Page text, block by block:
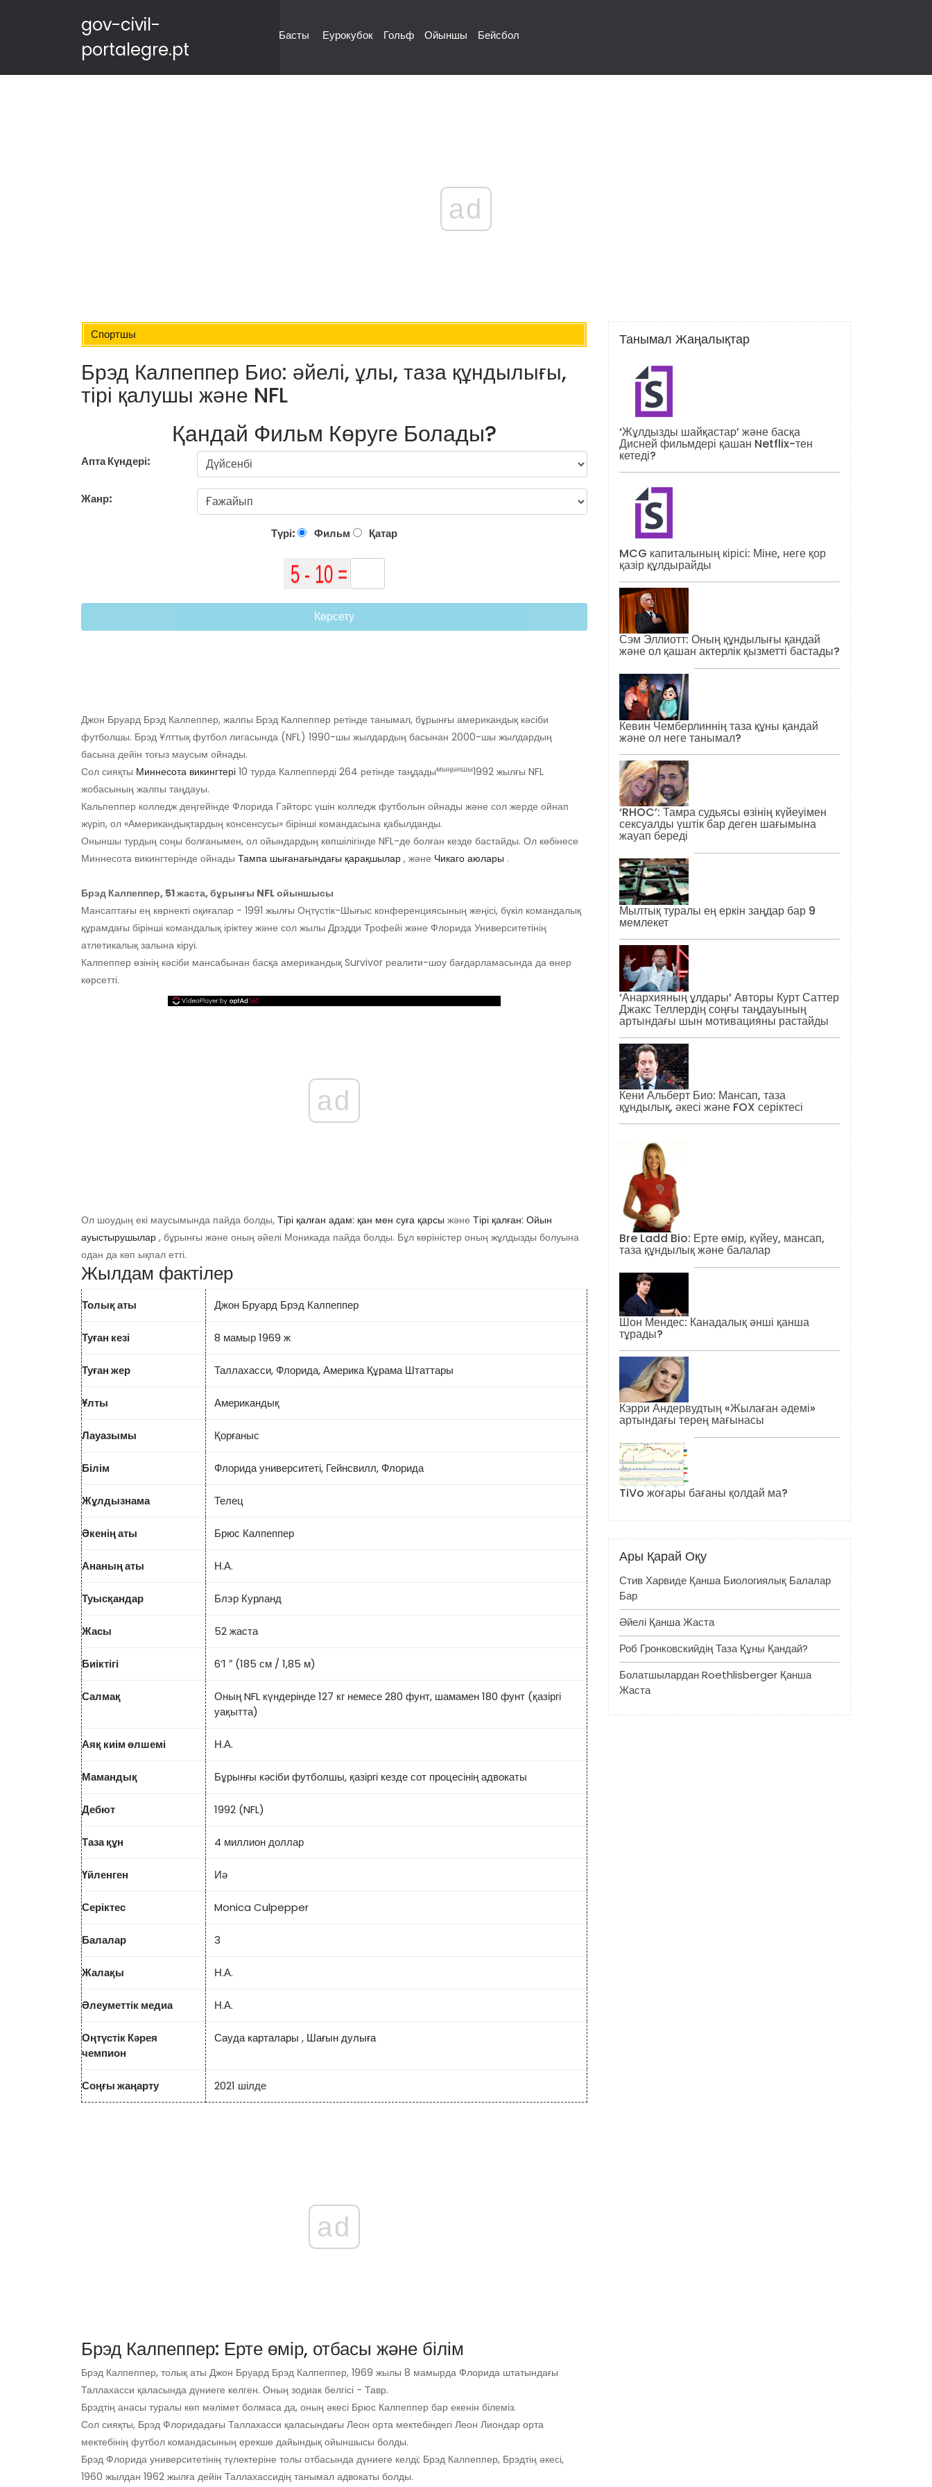
gov-civil-
portalegre.pt
Басты Еурокубок Гольф Ойыншы Бейсбол
ad
Спортшы
Брэд Калпеппер Био: әйелі, ұлы, таза құндылығы,
тірі қалушы және NFL
Қандай Фильм Көруге Болады?
Апта Күндері:
Жанр:
Түрі: Фильм Қатар
Көрсету
Джон Бруард Брэд Калпеппер, жалпы Брэд Калпеппер ретінде танымал, бұрынғы американдық кәсіби
футболшы. Брэд Ұлттық футбол лигасында (NFL) 1990-шы жылдардың басынан 2000-шы жылдардың
басына дейін тоғыз маусым ойнады.
Сол сияқты Миннесота викингтері 10 турда Калпепперді 264 ретінде таңдадымыңыншы1992 жылғы NFL
жобасының жалпы таңдауы.
Кальпеппер колледж деңгейінде Флорида Гэйторс үшін колледж футболын ойнады және сол жерде ойнап
жүріп, ол «Американдықтардың консенсусы» бірінші командасына қабылданды.
Оныншы турдың соңы болғанымен, ол ойындардың көпшілігінде NFL-де болған кезде бастайды. Ол көбінесе
Миннесота викингтерінде ойнады Тампа шығанағындағы қарақшылар , және Чикаго аюлары .
Брэд Калпеппер, 51 жаста, бұрынғы NFL ойыншысы
Мансаптағы ең көрнекті оқиғалар - 1991 жылғы Оңтүстік-Шығыс конференциясының жеңісі, бүкіл командалық
құрамдағы бірінші командалық іріктеу және сол жылы Дрэдди Трофейі және Флорида Университетінің
атлетикалық залына кіруі.
Калпеппер өзінің кәсіби мансабынан басқа американдық Survivor реалити-шоу бағдарламасында да өнер
көрсетті.
ad
Ол шоудың екі маусымында пайда болды, Тірі қалған адам: қан мен суға қарсы және Тірі қалған: Ойын
ауыстырушылар , бұрынғы және оның әйелі Моникада пайда болды. Бұл көріністер оның жұлдызды болуына
одан да көп ықпал етті.
Жылдам фактілер
Толық аты Джон Бруард Брэд Калпеппер
Туған кезі 8 мамыр 1969 ж
Туған жер Таллахасси, Флорида, Америка Құрама Штаттары
Ұлты Американдық
Лауазымы Қорғаныс
Білім Флорида университеті, Гейнсвилл, Флорида
Жұлдызнама Телец
Әкенің аты Брюс Калпеппер
Ананың аты Н.А.
Туысқандар Блэр Курланд
Жасы 52 жаста
Биіктігі 6’1 ″ (185 см / 1,85 м)
Салмақ
Оның NFL күндерінде 127 кг немесе 280 фунт, шамамен 180 фунт (қазіргі
уақытта)
Аяқ киім өлшемі Н.А.
Мамандық Бұрынғы кәсіби футболшы, қазіргі кезде сот процесінің адвокаты
Дебют 1992 (NFL)
Таза құн 4 миллион доллар
Үйленген Иә
Серіктес Monica Culpepper
Балалар 3
Жалақы Н.А.
Әлеуметтік медиа Н.А.
Оңтүстік Кәрея
чемпион
Сауда карталары , Шағын дулыға
Соңғы жаңарту 2021 шілде
ad
Брэд Калпеппер: Ерте өмір, отбасы және білім
Брэд Калпеппер, толық аты Джон Бруард Брэд Калпеппер, 1969 жылы 8 мамырда Флорида штатындағы
Таллахасси қаласында дүниеге келген. Оның зодиак белгісі - Тавр.
Брэдтің анасы туралы көп мәлімет болмаса да, оның әкесі Брюс Калпеппер бар екенін білеміз.
Сол сияқты, Брэд Флоридадағы Таллахасси қаласындағы Леон орта мектебіндегі Леон Лиондар орта
мектебінің футбол командасының ерекше дайындық ойыншысы болды.
Брэд Флорида университетінің түлектеріне толы отбасында дүниеге келді; Брэд Калпеппер, Брэдтің әкесі,
1960 жылдан 1962 жылға дейін Таллахассидің танымал адвокаты болды.
Танымал Жаңалықтар
‘Жұлдызды шайқастар’ және басқа
Дисней фильмдері қашан Netflix-тен
кетеді?
MCG капиталының кірісі: Міне, неге қор
қазір құлдырайды
Сэм Эллиотт: Оның құндылығы қандай
және ол қашан актерлік қызметті бастады?
Кевин Чемберлиннің таза құны қандай
және ол неге танымал?
‘RHOC’: Тамра судьясы өзінің күйеуімен
сексуалды үштік бар деген шағымына
жауап береді
Мылтық туралы ең еркін заңдар бар 9
мемлекет
‘Анархияның ұлдары’ Авторы Курт Саттер
Джакс Теллердің соңғы таңдауының
артындағы шын мотивацияны растайды
Кени Альберт Био: Мансап, таза
құндылық, әкесі және FOX серіктесі
Bre Ladd Bio: Ерте өмір, күйеу, мансап,
таза құндылық және балалар
Шон Мендес: Канадалық әнші қанша
тұрады?
Кэрри Андервудтың «Жылаған әдемі»
артындағы терең мағынасы
TiVo жоғары бағаны қолдай ма?
Ары Қарай Оқу
Стив Харвиде Қанша Биологиялық Балалар
Бар
Әйелі Қанша Жаста
Роб Гронковскийдің Таза Құны Қандай?
Болатшылардан Roethlisberger Қанша
Жаста